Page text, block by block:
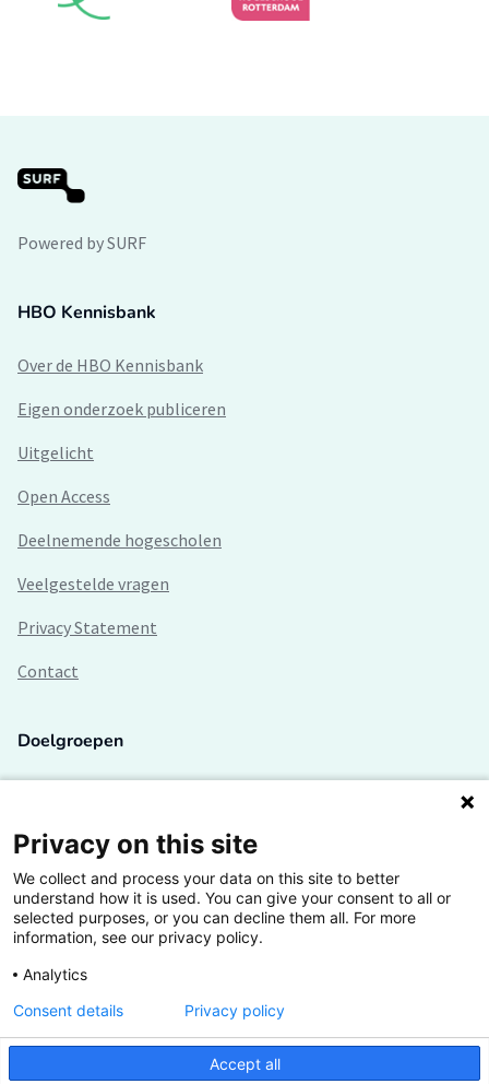
Powered by SURF
HBO Kennisbank
Over de HBO Kennisbank
Eigen onderzoek publiceren
Uitgelicht
Open Access
Deelnemende hogescholen
Veelgestelde vragen
Privacy Statement
Contact
Doelgroepen
Lectoren en onderzoekers
Bedrijven
Hogescholen
De grootste kennisbank van het HBO
Privacy on this site
We collect and process your data on this site to better
understand how it is used. You can give your consent to all or
selected purposes, or you can decline them all. For more
information, see our privacy policy.
Analytics
Accept all
Consent details Privacy policy